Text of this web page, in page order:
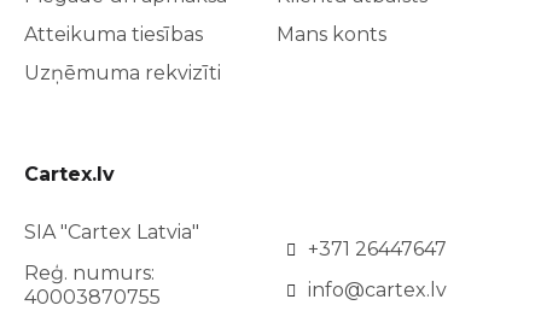
Atteikuma tiesības
Uzņēmuma rekvizīti
Mans konts
Cartex.lv
SIA "Cartex Latvia"
Reģ. numurs:
40003870755
+371 26447647
info@cartex.lv